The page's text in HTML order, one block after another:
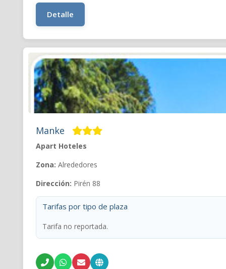
Detalle
Manke
Apart Hoteles
Zona: Alrededores
Dirección: Pirén 88
Tarifas por tipo de plaza
Tarifa no reportada.